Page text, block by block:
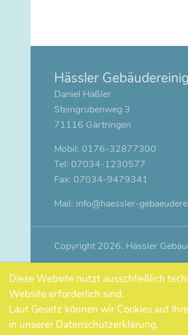
Hässler
Daniel Häßler
Steingrubenweg 3
71116 Gärtringen
​Mobil: 0176-32877300
Tel: 07034-1230577
Fax: 07034-9479341
Mail: info@haessler-
Copyright 2026. Hässler
Diese Website nutzt ausschließlich
Website erforderlich sind.
Laut Gesetz können wir Cookies auf
in unserer Datenschutzerklärung.